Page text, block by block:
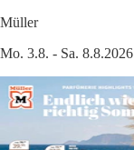
Müller
Mo. 3.8. - Sa. 8.8.2026